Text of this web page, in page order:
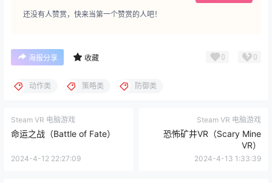
还没有人赞赏，快来当第一个赞赏的人吧！
海报分享 收藏 0 0
动作类 策略类 防御类
Steam VR 电脑游戏
命运之战（Battle of Fate）
2024-4-12 22:27:09
Steam VR 电脑游戏
恐怖矿井VR（Scary Mine
VR）
2024-4-13 1:33:39